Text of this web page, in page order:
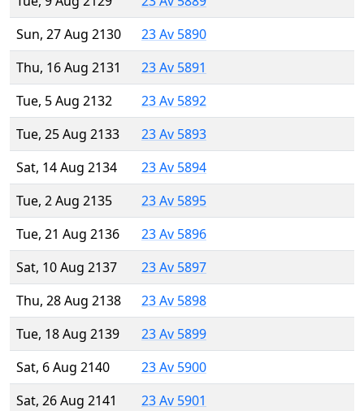
Sun, 27 Aug 2130
23 Av 5890
Thu, 16 Aug 2131
23 Av 5891
Tue, 5 Aug 2132
23 Av 5892
Tue, 25 Aug 2133
23 Av 5893
Sat, 14 Aug 2134
23 Av 5894
Tue, 2 Aug 2135
23 Av 5895
Tue, 21 Aug 2136
23 Av 5896
Sat, 10 Aug 2137
23 Av 5897
Thu, 28 Aug 2138
23 Av 5898
Tue, 18 Aug 2139
23 Av 5899
Sat, 6 Aug 2140
23 Av 5900
Sat, 26 Aug 2141
23 Av 5901